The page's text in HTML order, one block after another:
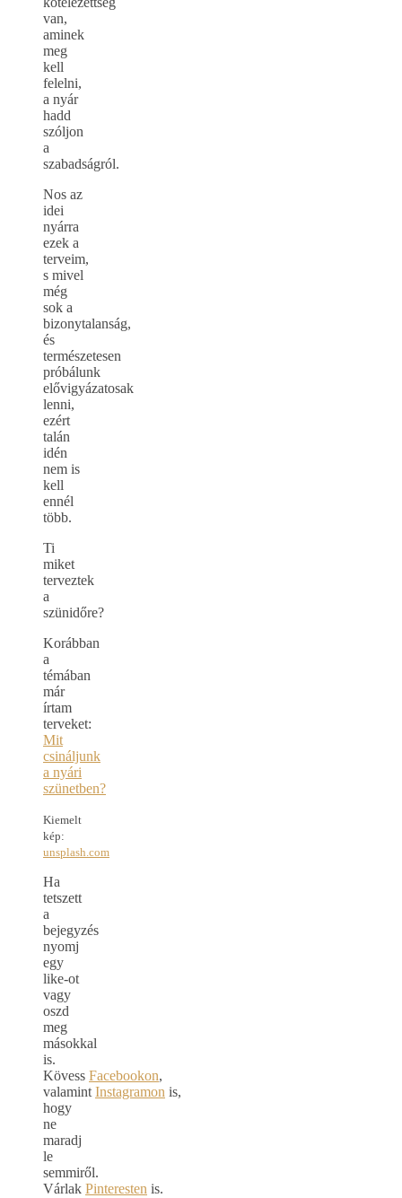
van,
aminek
meg
kell
felelni,
a nyár
hadd
szóljon
a
szabadságról.
Nos az
idei
nyárra
ezek a
terveim,
s mivel
még
sok a
bizonytalanság,
és
természetesen
próbálunk
elővigyázatosak
lenni,
ezért
talán
idén
nem is
kell
ennél
több.
Ti
miket
terveztek
a
szünidőre?
Korábban
a
témában
már
írtam
terveket:
Mit
csináljunk
a nyári
szünetben?
Kiemelt
kép:
unsplash.com
Ha
tetszett
a
bejegyzés
nyomj
egy
like-ot
vagy
oszd
meg
másokkal
is.
Kövess Facebookon,
valamintInstagramon is,
hogy
ne
maradj
le
semmiről.
Várlak Pinteresten is.